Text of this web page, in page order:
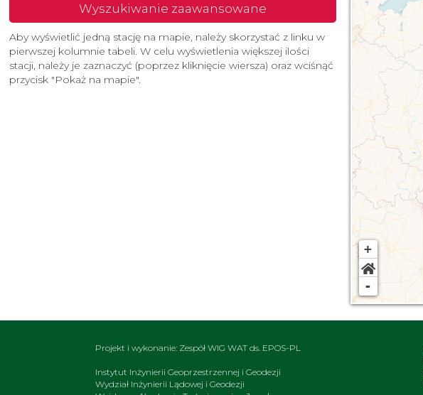
Wyszukiwanie zaawansowane
Aby wyświetlić jedną stację na mapie, należy skorzystać z linku w
pierwszej kolumnie tabeli. W celu wyświetlenia większej ilości
stacji, należy je zaznaczyć (poprzez kliknięcie wiersza) oraz wciśnąć
przycisk "Pokaż na mapie".
+
-
Projekt i wykonanie: Zespół WIG WAT ds. EPOS-PL
Instytut Inżynierii Geoprzestrzennej i Geodezji
Wydział Inżynierii Lądowej i Geodezji